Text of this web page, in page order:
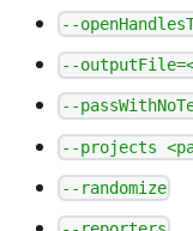
--
--
--
--projects
--randomize